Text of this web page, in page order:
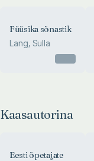
Füüsika sõnastik
Lang, Sulla
Kaasautorina
Eesti õpetajate